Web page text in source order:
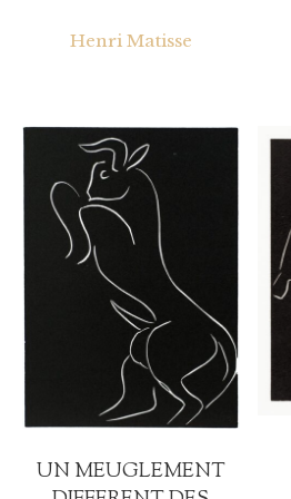
Henri Matisse
UN MEUGLEMENT